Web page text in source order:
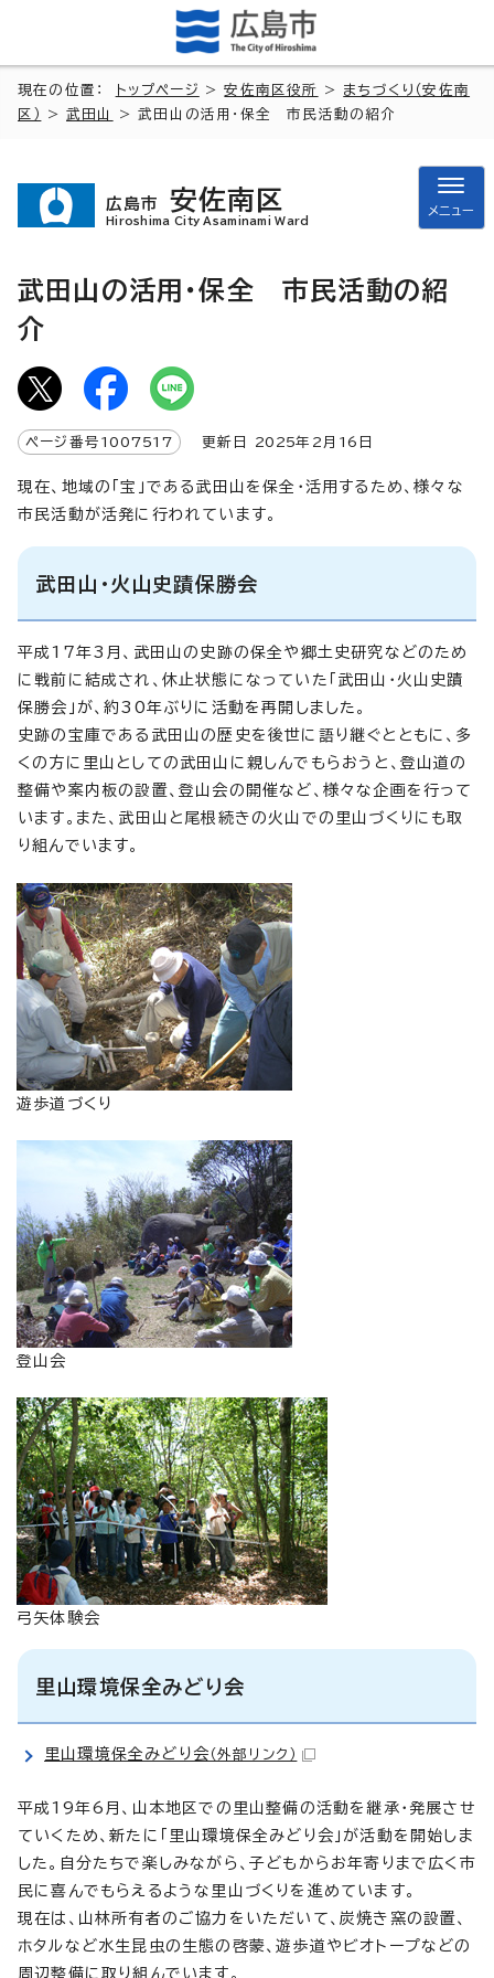
現在の位置： トップページ >安佐南区役所 > まちづくり（安佐南
区）
>武田山 > 武田山の活用・保全 市民活動の紹介
広島市 安佐南区
Hiroshima City Asaminami Ward
メニュー
武田山の活用・保全 市民活動の紹
介
ページ番号 1007517 更新日 2025年2月 16 日
現在、地域の「宝」である武田山を保全・活用するため、様々な
市民活動が活発に行われています。
武田山・火山史蹟保勝会
平成17年3月、武田山の史跡の保全や郷土史研究などのため
に戦前に結成され、休止状態になっていた「武田山・火山史蹟
保勝会」が、約30年ぶりに活動を再開しました。
史跡の宝庫である武田山の歴史を後世に語り継ぐとともに、多
くの方に里山としての武田山に親しんでもらおうと、登山道の
整備や案内板の設置、登山会の開催など、様々な企画を行って
います。また、武田山と尾根続きの火山での里山づくりにも取
り組んでいます。
遊歩道づくり
登山会
弓矢体験会
里山環境保全みどり会
里山環境保全みどり会 （外部リンク）
平成19年6月、山本地区での里山整備の活動を継承・発展させ
ていくため、新たに「里山環境保全みどり会」が活動を開始しま
した。自分たちで楽しみながら、子どもからお年寄りまで広く市
民に喜んでもらえるような里山づくりを進めています。
現在は、山林所有者のご協力をいただいて、炭焼き窯の設置、
ホタルなど水生昆虫の生態の啓蒙、遊歩道やビオトープなどの
周辺整備に取り組んでいます。